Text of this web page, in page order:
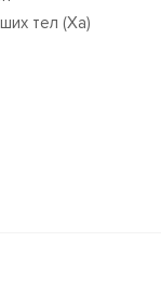
тел (Ха)